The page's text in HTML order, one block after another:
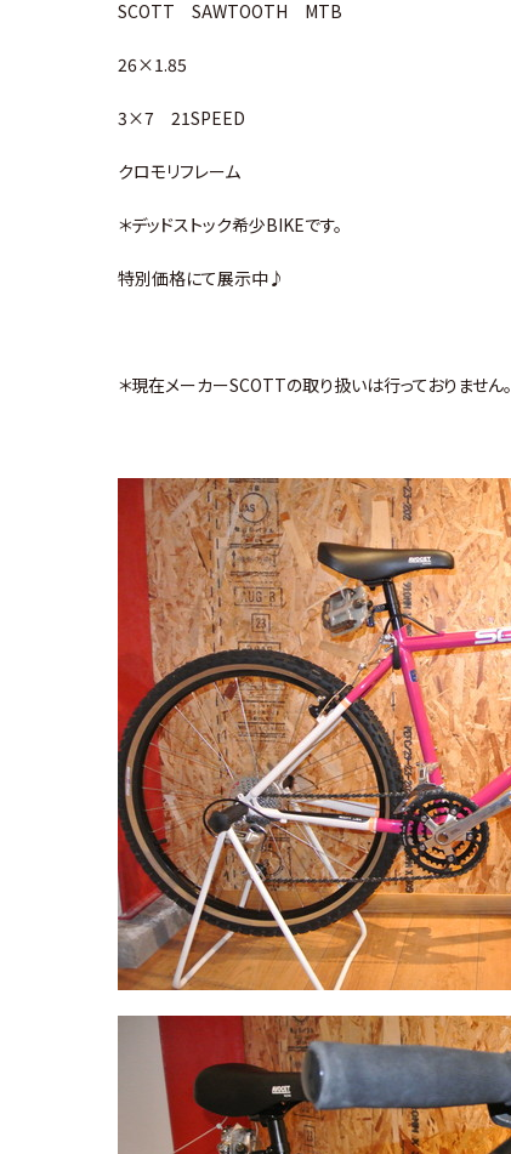
SCOTT SAWTOOTH MTB
26×1.85
3×7 21SPEED
クロモリフレーム
＊デッドストック希少BIKEです。
特別価格にて展示中♪
＊現在メーカーSCOTTの取り扱いは行っておりません。